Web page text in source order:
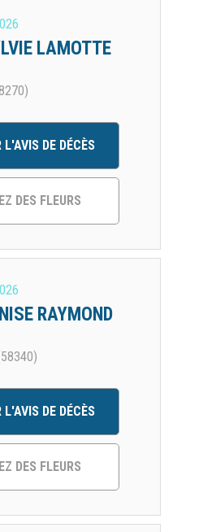
LAMOTTE
L'AVIS DE DÉCÈS
DES FLEURS
RAYMOND
L'AVIS DE DÉCÈS
DES FLEURS